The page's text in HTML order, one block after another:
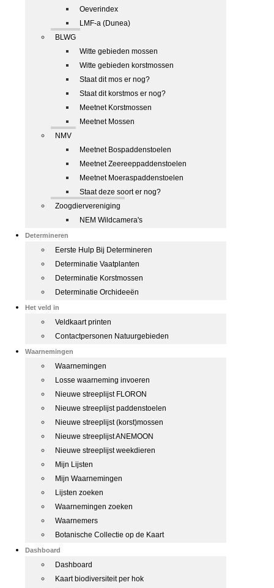
Oeverindex
LMF-a (Dunea)
BLWG
Witte gebieden mossen
Witte gebieden korstmossen
Staat dit mos er nog?
Staat dit korstmos er nog?
Meetnet Korstmossen
Meetnet Mossen
NMV
Meetnet Bospaddenstoelen
Meetnet Zeereeppaddenstoelen
Meetnet Moeraspaddenstoelen
Staat deze soort er nog?
Zoogdiervereniging
NEM Wildcamera's
Determineren
Eerste Hulp Bij Determineren
Determinatie Vaatplanten
Determinatie Korstmossen
Determinatie Orchideeën
Het veld in
Veldkaart printen
Contactpersonen Natuurgebieden
Waarnemingen
Waarnemingen
Losse waarneming invoeren
Nieuwe streeplijst FLORON
Nieuwe streeplijst paddenstoelen
Nieuwe streeplijst (korst)mossen
Nieuwe streeplijst ANEMOON
Nieuwe streeplijst weekdieren
Mijn Lijsten
Mijn Waarnemingen
Lijsten zoeken
Waarnemingen zoeken
Waarnemers
Botanische Collectie op de Kaart
Dashboard
Dashboard
Kaart biodiversiteit per hok